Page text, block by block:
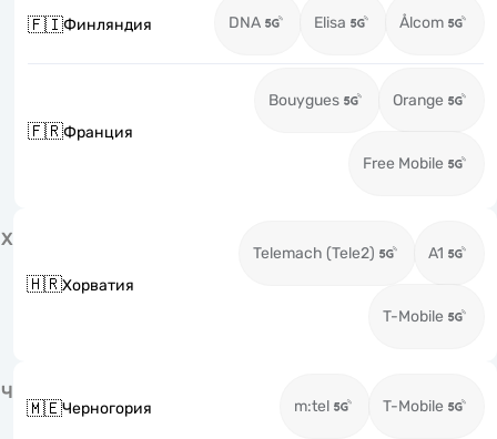
🇫🇮Финляндия DNA Elisa Ålcom
🇫🇷Франция
Bouygues Orange
Free Mobile
Х
🇭🇷Хорватия
Telemach (Tele2) A1
T-Mobile
Ч
🇲🇪Черногория m:tel T-Mobile